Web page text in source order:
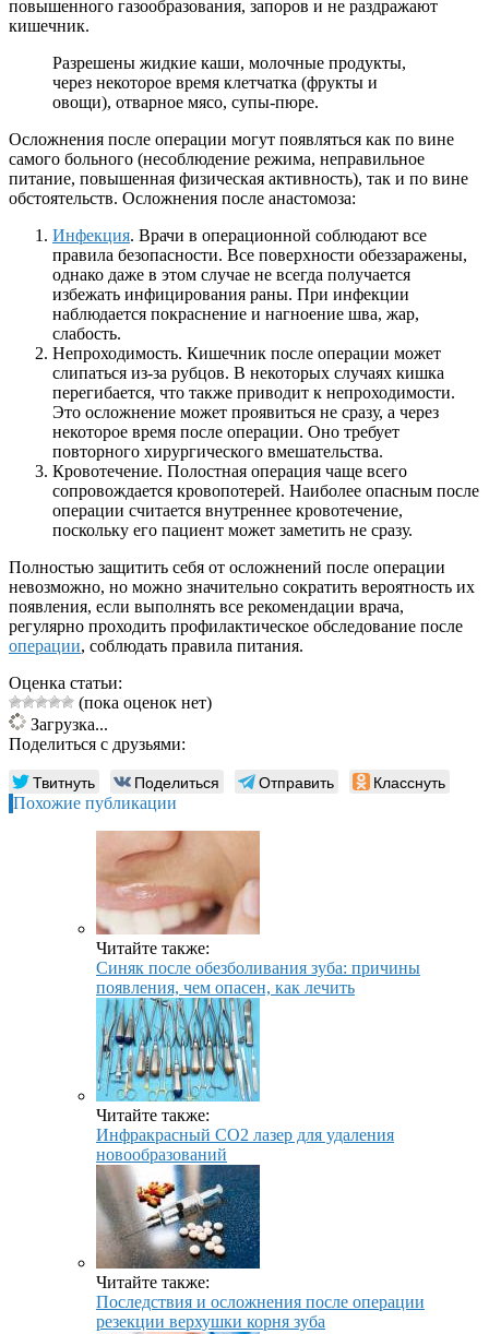
повышенного газообразования, запоров и не раздражают
кишечник.
Разрешены жидкие каши, молочные продукты,
через некоторое время клетчатка (фрукты и
овощи), отварное мясо, супы-пюре.
Осложнения после операции могут появляться как по вине
самого больного (несоблюдение режима, неправильное
питание, повышенная физическая активность), так и по вине
обстоятельств. Осложнения после анастомоза:
Инфекция. Врачи в операционной соблюдают все
правила безопасности. Все поверхности обеззаражены,
однако даже в этом случае не всегда получается
избежать инфицирования раны. При инфекции
наблюдается покраснение и нагноение шва, жар,
слабость.
Непроходимость. Кишечник после операции может
слипаться из-за рубцов. В некоторых случаях кишка
перегибается, что также приводит к непроходимости.
Это осложнение может проявиться не сразу, а через
некоторое время после операции. Оно требует
повторного хирургического вмешательства.
Кровотечение. Полостная операция чаще всего
сопровождается кровопотерей. Наиболее опасным после
операции считается внутреннее кровотечение,
поскольку его пациент может заметить не сразу.
Полностью защитить себя от осложнений после операции
невозможно, но можно значительно сократить вероятность их
появления, если выполнять все рекомендации врача,
регулярно проходить профилактическое обследование после
операции, соблюдать правила питания.
Оценка статьи:
(пока оценок нет)
Загрузка...
Поделиться с друзьями:
Твитнуть Поделиться Отправить Класснуть
Похожие публикации
Читайте также:
Синяк после обезболивания зуба: причины
появления, чем опасен, как лечить
Читайте также:
Инфракрасный CO2 лазер для удаления
новообразований
Читайте также:
Последствия и осложнения после операции
резекции верхушки корня зуба